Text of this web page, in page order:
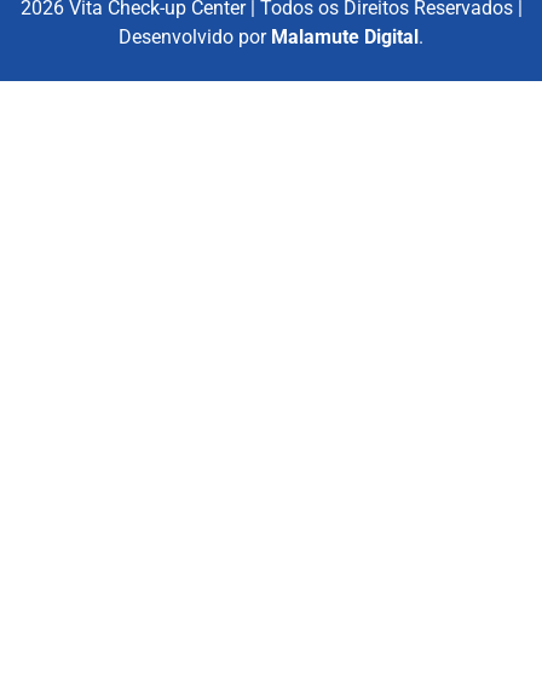
2026 Vita Check-up Center | Todos os Direitos Reservados |
Desenvolvido por Malamute Digital.